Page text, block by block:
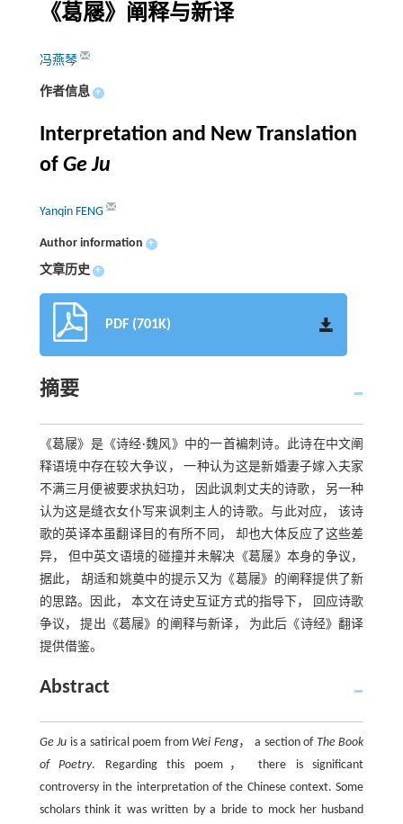
《葛屦》阐释与新译
冯燕琴
作者信息 +
Interpretation and New Translation
of Ge Ju
Yanqin FENG
Author information +
文章历史 +
PDF (701K)
摘要
《葛屦》是《诗经·魏风》中的一首褊刺诗。此诗在中文阐
释语境中存在较大争议， 一种认为这是新婚妻子嫁入夫家
不满三月便被要求执妇功， 因此讽刺丈夫的诗歌， 另一种
认为这是缝衣女仆写来讽刺主人的诗歌。与此对应， 该诗
歌的英译本虽翻译目的有所不同， 却也大体反应了这些差
异， 但中英文语境的碰撞并未解决《葛屦》本身的争议，
据此， 胡适和姚奠中的提示又为《葛屦》的阐释提供了新
的思路。因此， 本文在诗史互证方式的指导下， 回应诗歌
争议， 提出《葛屦》的阐释与新译， 为此后《诗经》翻译
提供借鉴。
Abstract
Ge Ju is a satirical poem fromWei Feng， a section of The Book
of Poetry. Regarding this poem， there is significant
controversy in the interpretation of the Chinese context. Some
scholars think it was written by a bride to mock her husband